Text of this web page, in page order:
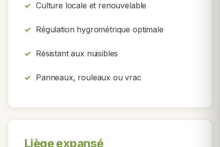
Culture locale et renouvelable
Régulation hygrométrique optimale
Résistant aux nuisibles
Panneaux, rouleaux ou vrac
Liège expansé